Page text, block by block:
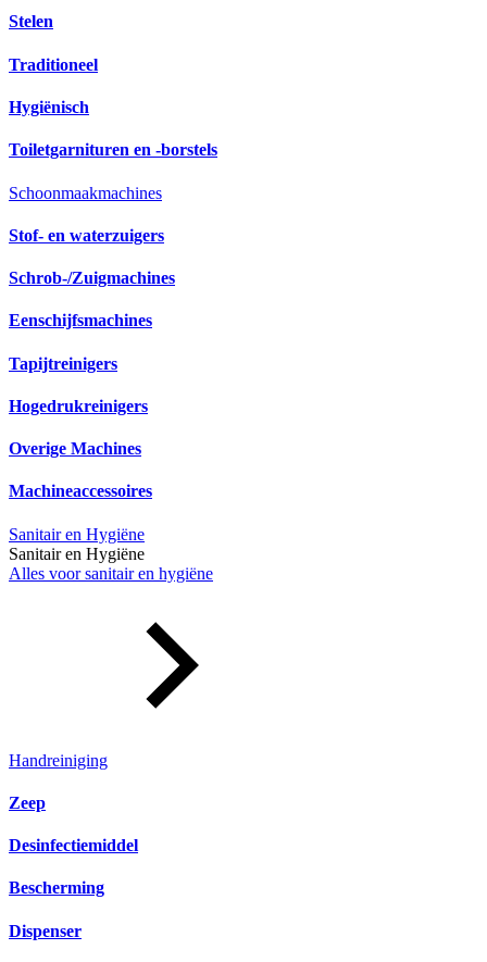
Stelen
Traditioneel
Hygiënisch
Toiletgarnituren en -borstels
Schoonmaakmachines
Stof- en waterzuigers
Schrob-/Zuigmachines
Eenschijfsmachines
Tapijtreinigers
Hogedrukreinigers
Overige Machines
Machineaccessoires
Sanitair en Hygiëne
Sanitair en Hygiëne
Alles voor sanitair en hygiëne
Handreiniging
Zeep
Desinfectiemiddel
Bescherming
Dispenser